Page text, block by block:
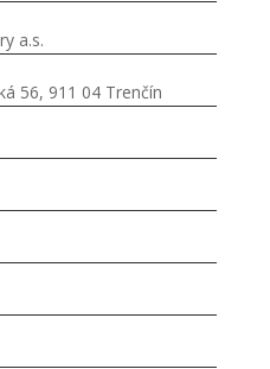
a.s.
56, 911 04 Trenčín